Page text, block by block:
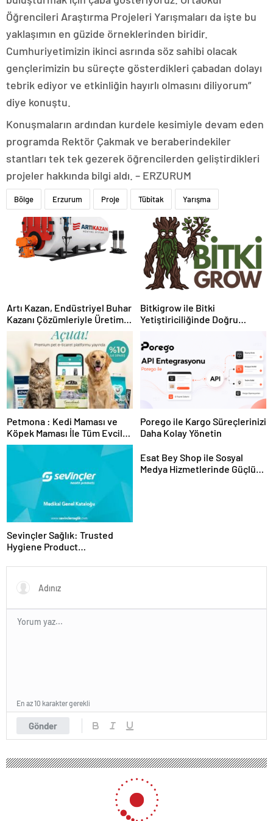
Öğrencileri Araştırma Projeleri Yarışmaları da işte bu
yaklaşımın en güzide örneklerinden biridir.
Cumhuriyetimizin ikinci asrında söz sahibi olacak
gençlerimizin bu süreçte gösterdikleri çabadan dolayı
tebrik ediyor ve etkinliğin hayırlı olmasını diliyorum”
diye konuştu.
Konuşmaların ardından kurdele kesimiyle devam eden
programda Rektör Çakmak ve beraberindekiler
stantları tek tek gezerek öğrencilerden geliştirdikleri
projeler hakkında bilgi aldı. – ERZURUM
Bölge Erzurum Proje Tübitak Yarışma
Artı Kazan, Endüstriyel Buhar
Kazanı Çözümleriyle Üretim
Tesislerine Verimli Sistemler
Sunuyor
Bitkigrow ile Bitki
Yetiştiriciliğinde Doğru
Petmona : Kedi Maması ve
Köpek Maması İle Tüm Evcil
Hayvan Ürünleri
Porego ile Kargo Süreçlerinizi
Daha Kolay Yönetin
Sevinçler Sağlık: Trusted
Hygiene Product
Esat Bey Shop ile Sosyal
Medya Hizmetlerinde Güçlü
Gönder
En az 10 karakter gerekli